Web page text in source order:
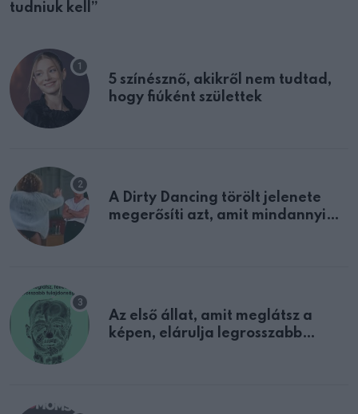
tudniuk kell”
5 színésznő, akikről nem tudtad,
hogy fiúként születtek
A Dirty Dancing törölt jelenete
megerősíti azt, amit mindannyian
Az első állat, amit meglátsz a
képen, elárulja legrosszabb